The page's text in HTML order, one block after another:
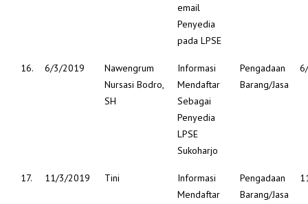
email
Penyedia
pada LPSE
16. 6/3/2019
Nawengrum
Nursasi Bodro,
SH
Informasi
Mendaftar
Sebagai
Penyedia
LPSE
Sukoharjo
Pengadaan
Barang/Jasa
17. 11/3/2019 Tini
Informasi
Mendaftar
Pengadaan
Barang/Jasa